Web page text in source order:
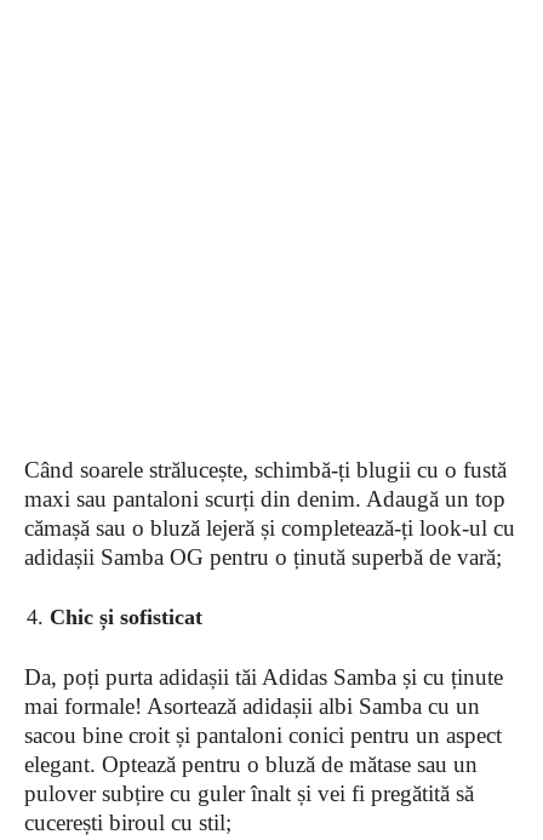
Când soarele strălucește, schimbă-ți blugii cu o fustă
maxi sau pantaloni scurți din denim. Adaugă un top
cămașă sau o bluză lejeră și completează-ți look-ul cu
adidașii Samba OG pentru o ținută superbă de vară;
Chic și sofisticat
Da, poți purta adidașii tăi Adidas Samba și cu ținute
mai formale! Asortează adidașii albi Samba cu un
sacou bine croit și pantaloni conici pentru un aspect
elegant. Optează pentru o bluză de mătase sau un
pulover subțire cu guler înalt și vei fi pregătită să
cucerești biroul cu stil;